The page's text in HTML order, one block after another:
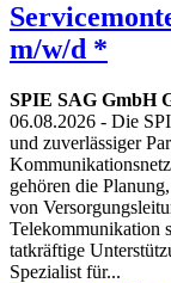
m/w/d *
SPIE SAG GmbH
06.08.2026 - Die
und zuverlässiger
gehören die
von
Telekommunikation
tatkräftige
Spezialist für...